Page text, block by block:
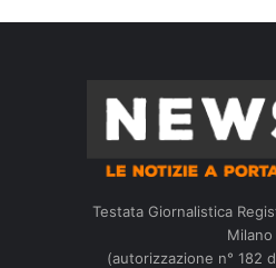
Testata Giornalistica
Milano
(autorizzazione n° 182